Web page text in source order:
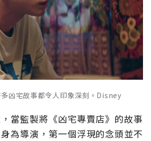
多凶宅故事都令人印象深刻。Disney
當監製將《凶宅專賣店》的故事
為導演，第一個浮現的念頭並不